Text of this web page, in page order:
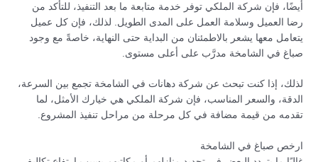
أيضًا، فإن شركة الملكي توفر خدمة متابعة ما بعد التنفيذ، للتأكد من
رضا العميل وسلامة العمل على المدى الطويل. لذلك، فإن كل عميل
يتعامل معها يشعر بالاطمئنان من البداية حتى النهاية، خاصةً مع وجود
صباغ في الشامخة مدرَّب على أعلى مستوى.
لذلك، إذا كنت تبحث عن شركة دهانات في الشامخة تجمع بين السرعة،
الدقة، والسعر المناسب، فإن شركة الملكي هي خيارك الأمثل، لما
تقدمه من قيمة مضافة في كل مرحلة من مراحل تنفيذ المشروع.
ارخص صباغ في الشامخة